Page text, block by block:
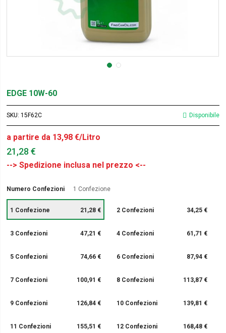
EDGE 10W-60
Disponibile
SKU 15F62C
a partire da 13,98 €/Litro
21,28 €
Numero Confezioni 1 Confezione
1 Confezione 21,28 € 2 Confezioni 34,25 €
3 Confezioni 47,21 € 4 Confezioni 61,71 €
5 Confezioni 74,66 € 6 Confezioni 87,94 €
7 Confezioni 100,91 € 8 Confezioni 113,87 €
9 Confezioni 126,84 € 10 Confezioni 139,81 €
11 Confezioni 155,51 € 12 Confezioni 168,48 €